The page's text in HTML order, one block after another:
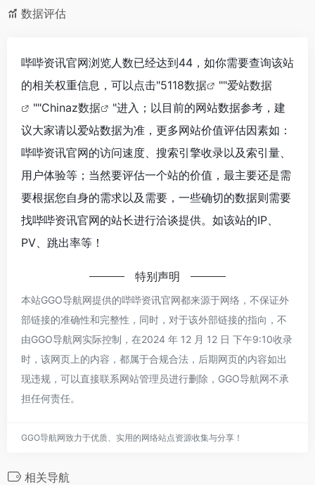
数据评估
哔哔资讯官网浏览人数已经达到44，如你需要查询该站
的相关权重信息，可以点击"5118数据 ""爱站数据
""Chinaz数据
"进入；以目前的网站数据参考，建
议大家请以爱站数据为准，更多网站价值评估因素如：
哔哔资讯官网的访问速度、搜索引擎收录以及索引量、
用户体验等；当然要评估一个站的价值，最主要还是需
要根据您自身的需求以及需要，一些确切的数据则需要
找哔哔资讯官网的站长进行洽谈提供。如该站的IP、
PV、跳出率等！
特别声明
本站GGO导航网提供的哔哔资讯官网都来源于网络，不保证外
部链接的准确性和完整性，同时，对于该外部链接的指向，不
由GGO导航网实际控制，在2024 年 12 月 12 日 下午9:10收录
时，该网页上的内容，都属于合规合法，后期网页的内容如出
现违规，可以直接联系网站管理员进行删除，GGO导航网不承
担任何责任。
GGO导航网致力于优质、实用的网络站点资源收集与分享！
相关导航